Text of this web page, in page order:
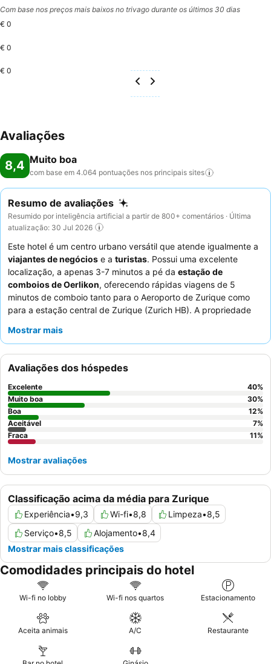
Com base nos preços mais baixos no trivago durante os últimos 30 dias
€ 0
€ 0
€ 0
Avaliações
8,4 Muito boa
com base em 4.064 pontuações nos principais sites
Resumo de avaliações
Resumido por inteligência artificial a partir de 800+ comentários · Última
atualização: 30 Jul 2026
Este hotel é um centro urbano versátil que atende igualmente a
viajantes de negócios e a turistas. Possui uma excelente
localização, a apenas 3-7 minutos a pé da estação de
comboios de Oerlikon, oferecendo rápidas viagens de 5
minutos de comboio tanto para o Aeroporto de Zurique como
para a estação central de Zurique (Zurich HB). A propriedade
levarpara necessidades imediatas. Os hóspedes elogiam
restaurante do hotel é conhecido pelos seus pratos de
qualidade, como o Schnitzel. Para uma estadia mais tranquila,
os hóspedes devem considerar pedir um quarto virado para o
jardim.
Mostrar mais
Classificação acima da média para Zurique
Experiência•9,3 Wi-fi•8,8 Limpeza•8,5
Serviço•8,5 Alojamento•8,4
Mostrar mais classificações
Avaliações dos hóspedes
Excelente 40%
Muito boa
30%
Boa
12%
Aceitável
7%
Fraca
11%
Mostrar avaliações
Comodidades principais do hotel
Wi-fi no lobby Wi-fi nos quartos Estacionamento
Aceita animais A/C Restaurante